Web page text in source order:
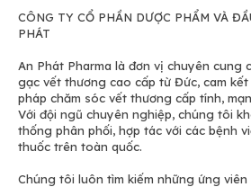
CÔNG TY CỔ PHẦN DƯỢC PHẨM VÀ
PHÁT
An Phát Pharma là đơn vị chuyên cung
gạc vết thương cao cấp từ Đức, cam kết
pháp chăm sóc vết thương cấp tính,
Với đội ngũ chuyên nghiệp, chúng tôi
thống phân phối, hợp tác với các bệnh
thuốc trên toàn quốc.
Chúng tôi luôn tìm kiếm những ứng viên